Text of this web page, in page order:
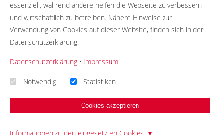
Bitte beachte: Wir versuchen alle Daten und Informationen
zu den Wahlbüros in unserer Datenbank so aktuell wie
möglich zu halten. Solltest du einen Fehler in unserer
Datenbank gefunden haben, hilf uns bei der
unserKorrekturformularzusendest. Wir übernehmen
keinerlei Gewähr für die Aktualität, Korrektheit und
Vollständigkeit unserer Datenbankeinträge.
© 2026 - Template Presentation umgesetzt mit
essenziell, während andere helfen die Webseite zu verbessern
und wirtschaftlich zu betreiben. Nähere Hinweise zur
Verwendung von Cookies auf dieser Website, finden sich in der
Datenschutzerklärung.
Datenschutzerklärung • Impressum
Notwendig Statistiken
Cookies akzeptieren
Informationen zu den eingesetzten Cookies